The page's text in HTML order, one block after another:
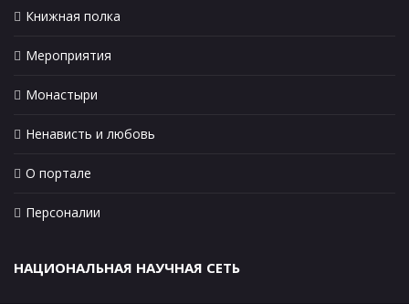
Книжная полка
Мероприятия
Монастыри
Ненависть и любовь
О портале
Персоналии
НАЦИОНАЛЬНАЯ НАУЧНАЯ СЕТЬ